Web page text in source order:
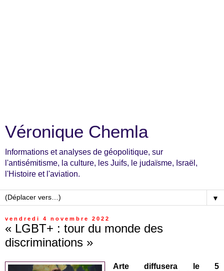
Véronique Chemla
Informations et analyses de géopolitique, sur
l'antisémitisme, la culture, les Juifs, le judaïsme, Israël,
l'Histoire et l'aviation.
▼
vendredi 4 novembre 2022
« LGBT+ : tour du monde des
discriminations »
Arte diffusera le 5